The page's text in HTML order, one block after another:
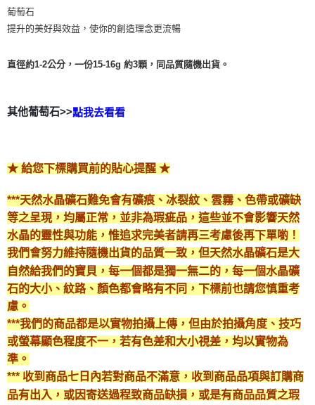
葡萄石
提升的美好與效益，使你的創造理念更流暢
直徑約1-2公分，一份15-16g 約3顆，同品質隨機出貨。
其他葡萄石>>點我去看看
★ 給您下標購買前的貼心提醒 ★
***天然水晶礦石難免會有礦痕、冰裂紋、雲霧、色帶或礦缺
等之呈現，均屬正常，並非為瑕疵品，這些並不會影響天然
水晶的靈性與功能，惟追求完美者請再三考慮後再下單喲！
我們會努力維持隨機出貨的品質一致，但天然水晶礦石是大
自然給我們的寶貝，每一個都是獨一無二的，每一個水晶礦
石的大小、紋路、顏色都會略有不同，下標前也請您慎重考
慮。
***我們的商品都是以實物拍攝上傳，但由於拍攝角度、技巧
或螢幕顯色程度不一，若有色差和大小視差，均以實物為
準。
*** 收到商品七日內若對商品不滿意，收到商品品項與訂購商
品有出入，或因寄送過程致商品缺損，或是有商品品質之瑕